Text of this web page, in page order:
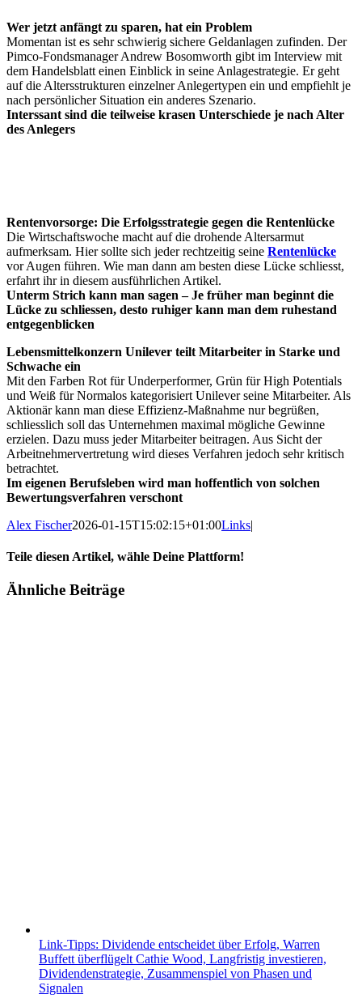
Wer jetzt anfängt zu sparen, hat ein Problem
Momentan ist es sehr schwierig sichere Geldanlagen zufinden. Der
Pimco-Fondsmanager Andrew Bosomworth gibt im Interview mit
dem Handelsblatt einen Einblick in seine Anlagestrategie. Er geht
auf die Altersstrukturen einzelner Anlegertypen ein und empfiehlt je
nach persönlicher Situation ein anderes Szenario.
Interssant sind die teilweise krasen Unterschiede je nach Alter
des Anlegers
Rentenvorsorge: Die Erfolgsstrategie gegen die Rentenlücke
Die Wirtschaftswoche macht auf die drohende Altersarmut
aufmerksam. Hier sollte sich jeder rechtzeitig seine Rentenlücke
vor Augen führen. Wie man dann am besten diese Lücke schliesst,
erfahrt ihr in diesem ausführlichen Artikel.
Unterm Strich kann man sagen – Je früher man beginnt die
Lücke zu schliessen, desto ruhiger kann man dem ruhestand
entgegenblicken
Lebensmittelkonzern Unilever teilt Mitarbeiter in Starke und
Schwache ein
Mit den Farben Rot für Underperformer, Grün für High Potentials
und Weiß für Normalos kategorisiert Unilever seine Mitarbeiter. Als
Aktionär kann man diese Effizienz-Maßnahme nur begrüßen,
schliesslich soll das Unternehmen maximal mögliche Gewinne
erzielen. Dazu muss jeder Mitarbeiter beitragen. Aus Sicht der
Arbeitnehmervertretung wird dieses Verfahren jedoch sehr kritisch
betrachtet.
Im eigenen Berufsleben wird man hoffentlich von solchen
Bewertungsverfahren verschont
Alex Fischer2026-01-15T15:02:15+01:00Links|
Teile diesen Artikel, wähle Deine Plattform!
Facebook
Twitter
Reddit
LinkedIn
Tumblr
Pinterest
Vk
E-
Ähnliche Beiträge
Link-Tipps: Dividende entscheidet über Erfolg, Warren
Buffett überflügelt Cathie Wood, Langfristig investieren,
Dividendenstrategie, Zusammenspiel von Phasen und
Signalen